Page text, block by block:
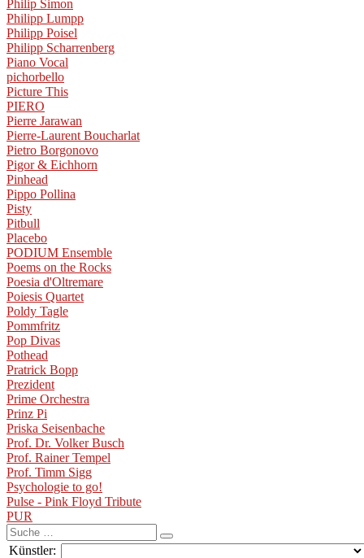
Philip Simon
Philipp Lumpp
Philipp Poisel
Philipp Scharrenberg
Piano Vocal
pichorbello
Picture This
PIERO
Pierre Jarawan
Pierre-Laurent Boucharlat
Pietro Borgonovo
Pigor & Eichhorn
Pinhead
Pippo Pollina
Pisty
Pitbull
Placebo
PODIUM Ensemble
Poems on the Rocks
Poesia d'Oltremare
Poiesis Quartet
Poldy Tagle
Pommfritz
Pop Divas
Pothead
Pratrick Bopp
Prezident
Prime Orchestra
Prinz Pi
Priska Seisenbache
Prof. Dr. Volker Busch
Prof. Rainer Tempel
Prof. Timm Sigg
Psychologie to go!
Pulse - Pink Floyd Tribute
PUR
Suche
nach:
Künstler: